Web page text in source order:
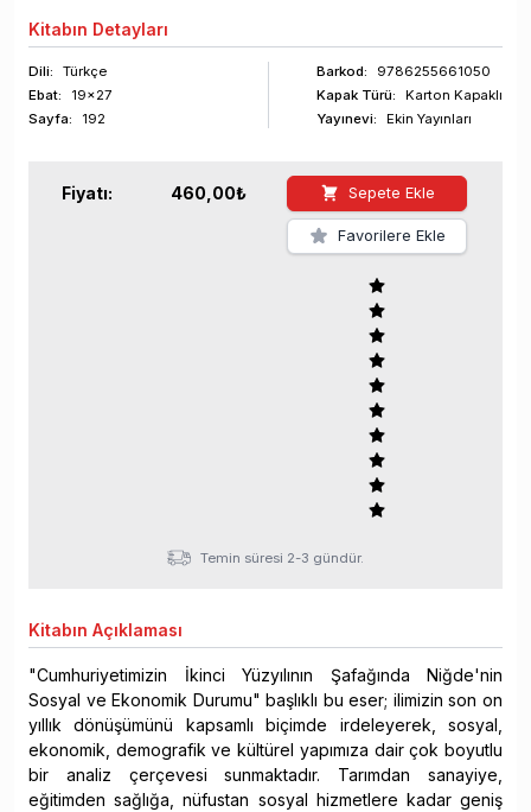
Kitabın Detayları
Dili:
Türkçe
Ebat:
19x27
Sayfa: 192
Barkod:
9786255661050
Kapak Türü:
Karton Kapaklı
Yayınevi:
Ekin Yayınları
Fiyatı: 460,00₺ Sepete Ekle
Favorilere Ekle
Temin süresi 2-3 gündür.
Kitabın Açıklaması
"Cumhuriyetimizin İkinci Yüzyılının Şafağında Niğde'nin
Sosyal ve Ekonomik Durumu" başlıklı bu eser; ilimizin son on
yıllık dönüşümünü kapsamlı biçimde irdeleyerek, sosyal,
ekonomik, demografik ve kültürel yapımıza dair çok boyutlu
bir analiz çerçevesi sunmaktadır. Tarımdan sanayiye,
eğitimden sağlığa, nüfustan sosyal hizmetlere kadar geniş